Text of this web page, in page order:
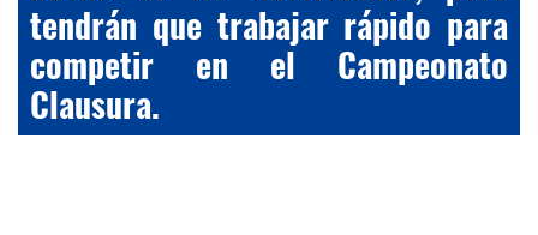
tendrán que trabajar rápido para
competir en el Campeonato
Clausura.